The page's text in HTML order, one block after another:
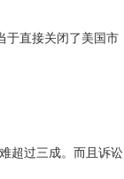
于直接关闭了美国市
超过三成。而且诉讼